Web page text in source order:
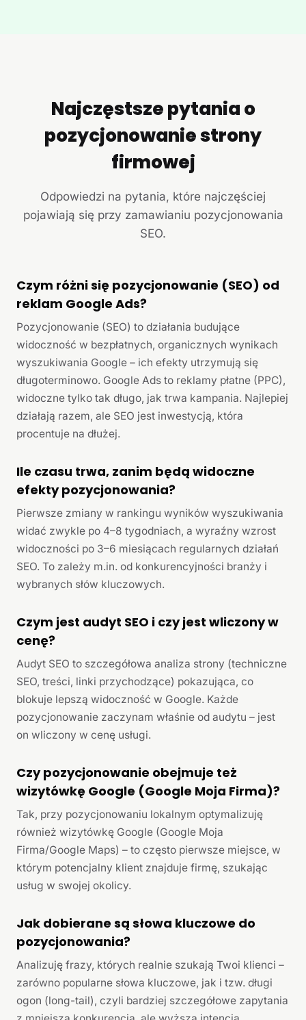
Najczęstsze pytania o
pozycjonowanie strony
firmowej
Odpowiedzi na pytania, które najczęściej
pojawiają się przy zamawianiu pozycjonowania
SEO.
Czym różni się pozycjonowanie (SEO) od
reklam Google Ads?
Pozycjonowanie (SEO) to działania budujące
widoczność w bezpłatnych, organicznych wynikach
wyszukiwania Google – ich efekty utrzymują się
długoterminowo. Google Ads to reklamy płatne (PPC),
widoczne tylko tak długo, jak trwa kampania. Najlepiej
działają razem, ale SEO jest inwestycją, która
procentuje na dłużej.
Ile czasu trwa, zanim będą widoczne
efekty pozycjonowania?
Pierwsze zmiany w rankingu wyników wyszukiwania
widać zwykle po 4–8 tygodniach, a wyraźny wzrost
widoczności po 3–6 miesiącach regularnych działań
SEO. To zależy m.in. od konkurencyjności branży i
wybranych słów kluczowych.
Czym jest audyt SEO i czy jest wliczony w
cenę?
Audyt SEO to szczegółowa analiza strony (techniczne
SEO, treści, linki przychodzące) pokazująca, co
blokuje lepszą widoczność w Google. Każde
pozycjonowanie zaczynam właśnie od audytu – jest
on wliczony w cenę usługi.
Czy pozycjonowanie obejmuje też
wizytówkę Google (Google Moja Firma)?
Tak, przy pozycjonowaniu lokalnym optymalizuję
również wizytówkę Google (Google Moja
Firma/Google Maps) – to często pierwsze miejsce, w
którym potencjalny klient znajduje firmę, szukając
usług w swojej okolicy.
Jak dobierane są słowa kluczowe do
pozycjonowania?
Analizuję frazy, których realnie szukają Twoi klienci –
zarówno popularne słowa kluczowe, jak i tzw. długi
ogon (long-tail), czyli bardziej szczegółowe zapytania